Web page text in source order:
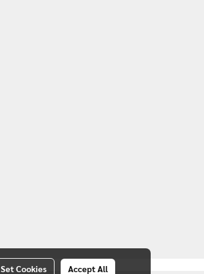
Set Cookies Accept All